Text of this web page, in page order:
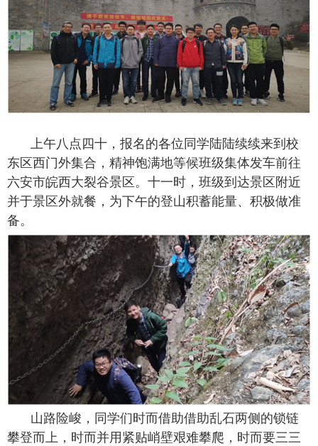
上午八点四十，报名的各位同学陆陆续续来到校
东区西门外集合，精神饱满地等候班级集体发车前往
六安市皖西大裂谷景区。十一时，班级到达景区附近
并于景区外就餐，为下午的登山积蓄能量、积极做准
备。
山路险峻，同学们时而借助借助乱石两侧的锁链
攀登而上，时而并用紧贴峭壁艰难攀爬，时而要三三